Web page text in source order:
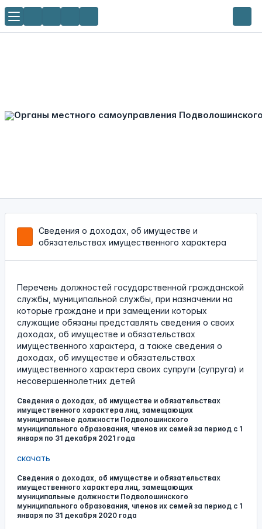
Сведения о доходах, об имуществе и
обязательствах имущественного характера
Перечень должностей государственной гражданской
службы, муниципальной службы, при назначении на
которые граждане и при замещении которых
служащие обязаны представлять сведения о своих
доходах, об имуществе и обязательствах
имущественного характера, а также сведения о
доходах, об имуществе и обязательствах
имущественного характера своих супруги (супруга) и
несовершеннолетних детей
Сведения о доходах, об имуществе и обязательствах
имущественного характера лиц, замещающих
муниципальные должности Подволошинского
муниципального образования, членов их семей за период с 1
января по 31 декабря 2021 года
скачать
Сведения о доходах, об имуществе и обязательствах
имущественного характера лиц, замещающих
муниципальные должности Подволошинского
муниципального образования, членов их семей за период с 1
января по 31 декабря 2020 года